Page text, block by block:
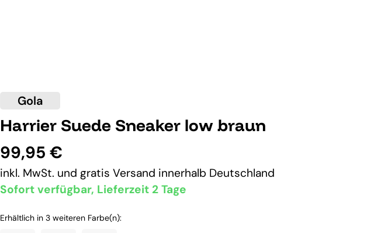
Gola
Harrier Suede Sneaker low braun
99,95 €
inkl. MwSt. und gratis Versand innerhalb Deutschland
Sofort verfügbar, Lieferzeit 2 Tage
Erhältlich in 3 weiteren Farbe(n):